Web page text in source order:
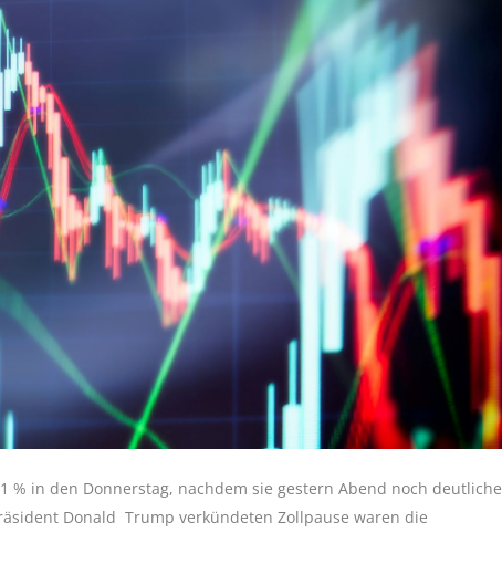
in den Donnerstag, nachdem sie gestern Abend noch deutliche
Donald Trump verkündeten Zollpause waren die